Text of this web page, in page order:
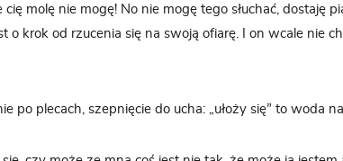
cię molę nie mogę! No nie mogę tego słuchać, dostaję
o krok od rzucenia się na swoją ofiarę. I on wcale nie
po plecach, szepnięcie do ucha: „ułoży się” to woda